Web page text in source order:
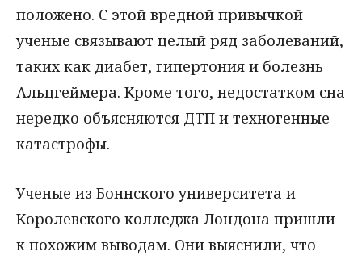
положено. С этой вредной привычкой
ученые связывают целый ряд заболеваний,
таких как диабет, гипертония и болезнь
Альцгеймера. Кроме того, недостатком сна
нередко объясняются ДТП и техногенные
катастрофы.
Ученые из Боннского университета и
Королевского колледжа Лондона пришли
к похожим выводам. Они выяснили, что